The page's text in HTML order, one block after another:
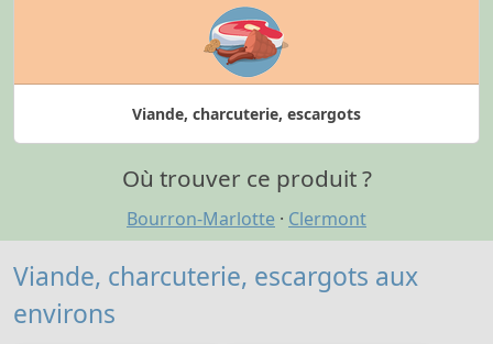
Viande, charcuterie, escargots
Où trouver ce produit ?
Bourron-Marlotte · Clermont
Viande, charcuterie, escargots aux
environs